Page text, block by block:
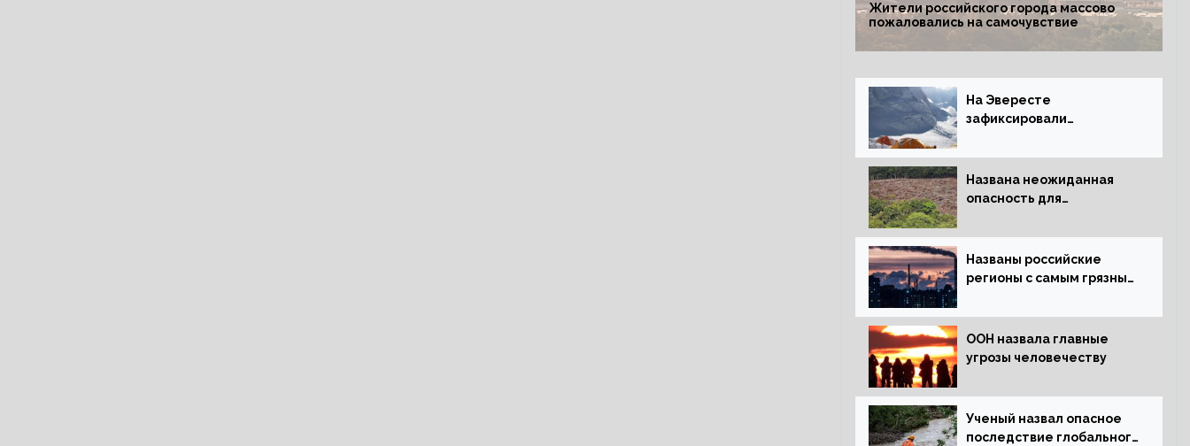
Жители российского города массово
пожаловались на самочувствие
На Эвересте
зафиксировали
таяние льда
Названа неожиданная
опасность для
планеты
Названы российские
регионы с самым грязным
ООН назвала главные
угрозы человечеству
Ученый назвал опасное
последствие глобального